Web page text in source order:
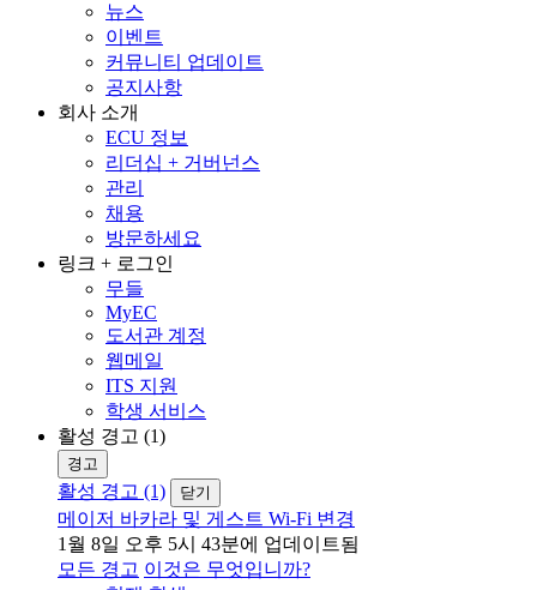
뉴스
이벤트
커뮤니티 업데이트
공지사항
회사 소개
ECU 정보
리더십 + 거버넌스
관리
채용
방문하세요
링크 + 로그인
무들
MyEC
도서관 계정
웹메일
ITS 지원
학생 서비스
활성 경고 (1)
경고
활성 경고 (1) 닫기
메이저 바카라 및 게스트 Wi-Fi 변경
1월 8일 오후 5시 43분에 업데이트됨
모든 경고 이것은 무엇입니까?